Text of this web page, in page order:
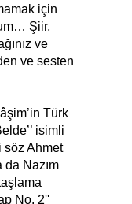
için
Şiir,
ve
ve sesten
Türk
isimli
söz Ahmet
da Nazım
No. 2''